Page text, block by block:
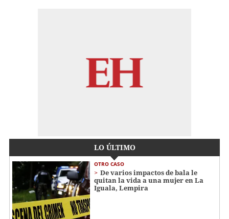
LO ÚLTIMO
OTRO CASO
De varios impactos de bala le
quitan la vida a una mujer en La
Iguala, Lempira